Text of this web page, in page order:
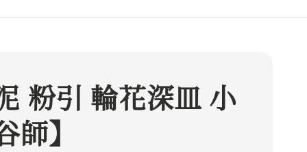
粉引 輪花深⽫ 小
師】